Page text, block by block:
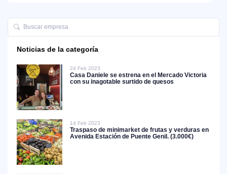
Noticias de la categoría
24 Feb 2023
Casa Daniele se estrena en el Mercado Victoria
con su inagotable surtido de quesos
14 Feb 2023
Traspaso de minimarket de frutas y verduras en
Avenida Estación de Puente Genil. (3.000€)